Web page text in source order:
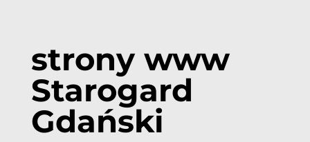
strony www
Starogard
Gdański